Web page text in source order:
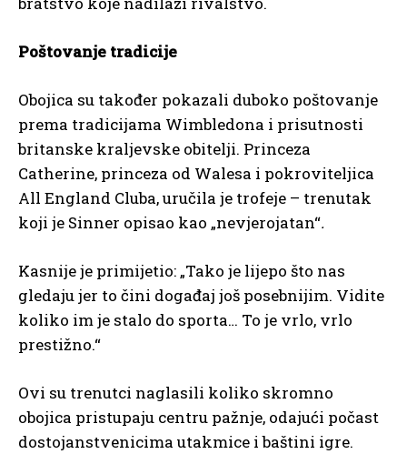
Poštovanje tradicije
Obojica su također pokazali duboko poštovanje
prema tradicijama Wimbledona i prisutnosti
britanske kraljevske obitelji. Princeza
Catherine, princeza od Walesa i pokroviteljica
All England Cluba, uručila je trofeje – trenutak
koji je Sinner opisao kao „nevjerojatan“.
Kasnije je primijetio: „Tako je lijepo što nas
gledaju jer to čini događaj još posebnijim. Vidite
koliko im je stalo do sporta… To je vrlo, vrlo
prestižno.“
Ovi su trenutci naglasili koliko skromno
obojica pristupaju centru pažnje, odajući počast
dostojanstvenicima utakmice i baštini igre.